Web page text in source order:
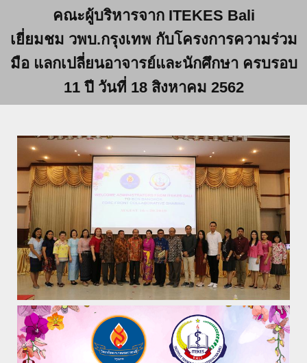
คณะผู้บริหารจาก ITEKES Bali
เยี่ยมชม วพบ.กรุงเทพ กับโครงการความร่วม
มือ แลกเปลี่ยนอาจารย์และนักศึกษา ครบรอบ
11 ปี วันที่ 18 สิงหาคม 2562